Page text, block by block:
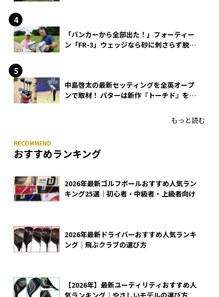
「バンカーから全部出た！」フォーティー
ン「FR-3」ウェッジなら砂に刺さらず脱出
中島啓太の最新セッティングを全英オープ
ンで取材！ パターは新作『トーチド』を投
もっと読む
おすすめランキング
2026年最新ゴルフボールおすすめ人気ラン
キング25選｜初心者・中級者・上級者向け
2026年最新ドライバーおすすめ人気ランキ
ング｜飛ぶクラブの選び方
【2026年】最新ユーティリティおすすめ人